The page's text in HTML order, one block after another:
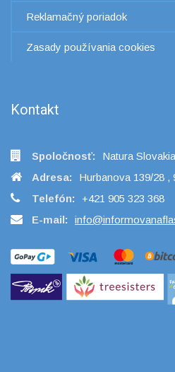
Reklamačný poriadok
Zasady používania cookies
Kontakt
Spoločnosť:
Natura
Adresa:
Hurbanova 139/28 ,
Telefón:
+421 905 323 368
E-mail: